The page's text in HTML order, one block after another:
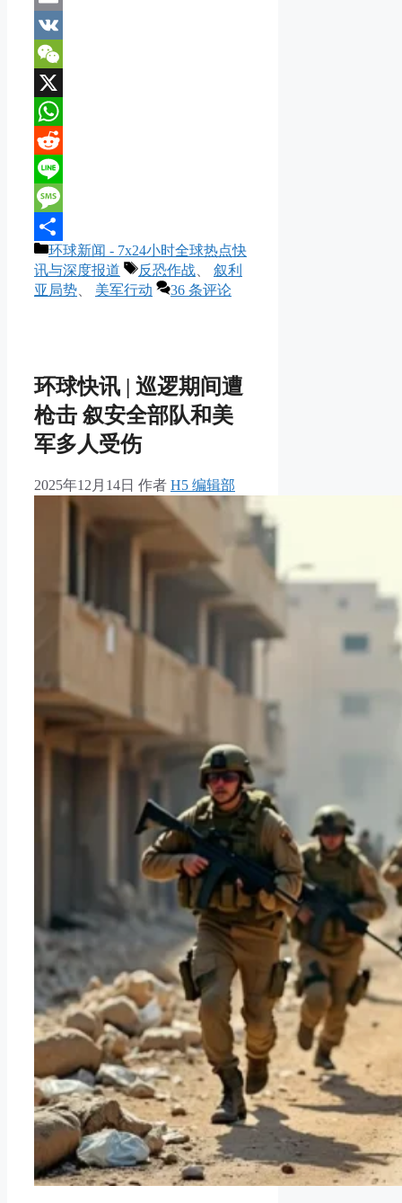
Email
VK
WeChat
X
WhatsApp
Reddit
Line
Message
分
享
分
类
环球新闻 - 7x24小时全球热点快
讯与深度报道
标
签
反恐作战
叙利
亚局势
美军行动 36 条评论
环球快讯 | 巡逻期间遭
枪击 叙安全部队和美
军多人受伤
2025年12月14日 作者 H5 编辑部